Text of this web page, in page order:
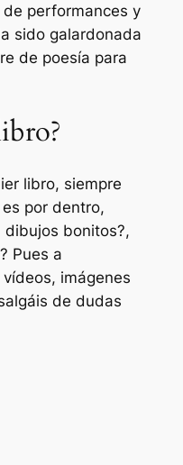
performances y
sido galardonada
de poesía para
libro, siempre
por dentro,
bonitos?,
Pues a
imágenes
de dudas